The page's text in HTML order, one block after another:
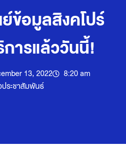
ข้อมูลสิงคโปร์
ารแล้ววันนี้!
13, 2022
8:20 am
ประชาสัมพันธ์